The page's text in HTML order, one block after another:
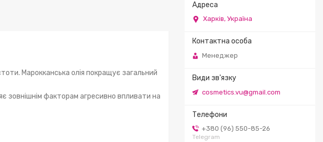
Харків, Україна
Менеджер
cosmetics.vu@gmail.com
+380 (96) 550-85-26
Telegram
Марокканська олія покращує загальний
зовнішнім факторам агресивно впливати на